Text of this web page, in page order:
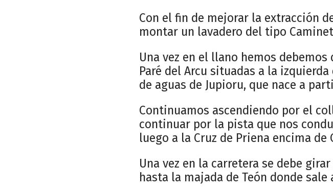
Con el fin de mejorar la extracción
montar un lavadero del tipo
Una vez en el llano hemos
Paré del Arcu situadas a la
de aguas de Jupioru, que nace a
Continuamos ascendiendo por el
continuar por la pista que nos
luego a la Cruz de Priena encima de
Una vez en la carretera se debe
hasta la majada de Teón donde sale